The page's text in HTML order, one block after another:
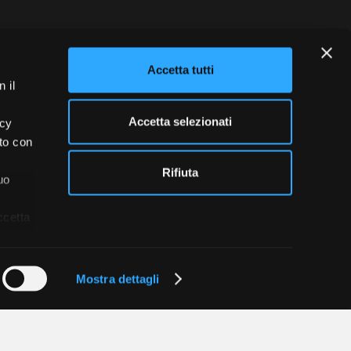
il
con
Mostra dettagli
Accetta tutti
Accetta selezionati
Rifiuta
Credits